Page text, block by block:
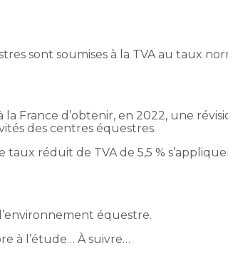
sont soumises à la TVA au taux
France d’obtenir, en 2022, une
des centres équestres.
réduit de TVA de 5,5 %
équestre.
à l’étude… À suivre…